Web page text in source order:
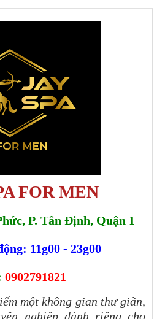
FOR MEN
P. Tân Định, Quận 1
11g00 - 23g00
0902791821
một không gian thư giãn,
nghiệp dành riêng cho